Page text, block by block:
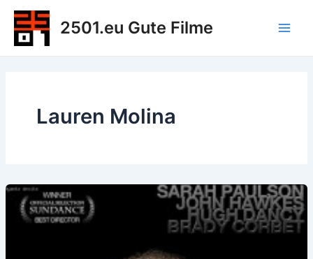
Zum
Inhalt
springen
2501.eu Gute Filme
Lauren Molina